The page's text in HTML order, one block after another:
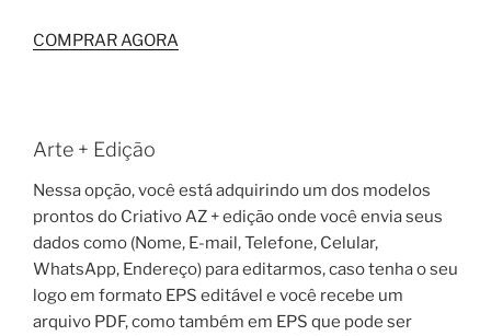
COMPRAR AGORA
Arte + Edição
Nessa opção, você está adquirindo um dos modelos
prontos do Criativo AZ + edição onde você envia seus
dados como (Nome, E-mail, Telefone, Celular,
WhatsApp, Endereço) para editarmos, caso tenha o seu
logo em formato EPS editável e você recebe um
arquivo PDF, como também em EPS que pode ser